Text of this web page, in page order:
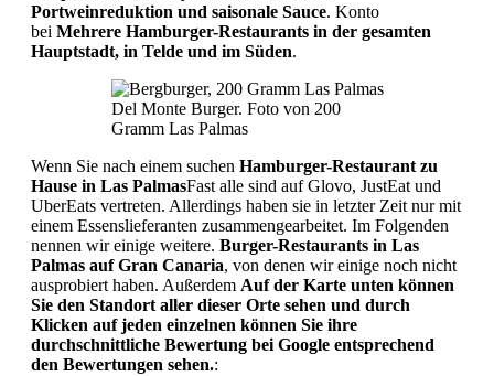
Portweinreduktion und saisonale Sauce. Konto
bei Mehrere Hamburger-Restaurants in der gesamten
Hauptstadt, in Telde und im Süden.
Del Monte Burger. Foto von 200
Gramm Las Palmas
Wenn Sie nach einem suchen Hamburger-Restaurant zu
Hause in Las PalmasFast alle sind auf Glovo, JustEat und
UberEats vertreten. Allerdings haben sie in letzter Zeit nur mit
einem Essenslieferanten zusammengearbeitet. Im Folgenden
nennen wir einige weitere. Burger-Restaurants in Las
Palmas auf Gran Canaria, von denen wir einige noch nicht
ausprobiert haben. Außerdem Auf der Karte unten können
Sie den Standort aller dieser Orte sehen und durch
Klicken auf jeden einzelnen können Sie ihre
durchschnittliche Bewertung bei Google entsprechend
den Bewertungen sehen.: